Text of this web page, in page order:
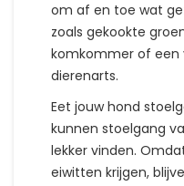
om af en toe wat
zoals gekookte
komkommer of een
dierenarts.
Eet jouw hond
kunnen stoelgang
lekker vinden.
eiwitten krijgen,